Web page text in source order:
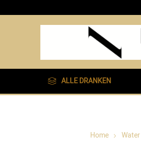
ALLE DRANKEN
Home Water